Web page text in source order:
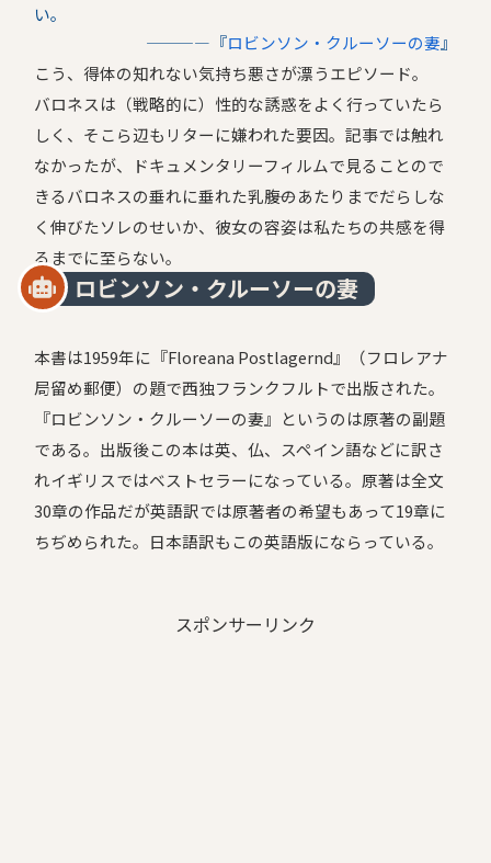
い。
――――『ロビンソン・クルーソーの妻』
こう、得体の知れない気持ち悪さが漂うエピソード。
バロネスは（戦略的に）性的な誘惑をよく行っていたら
しく、そこら辺もリターに嫌われた要因。記事では触れ
なかったが、ドキュメンタリーフィルムで見ることので
きるバロネスの垂れに垂れた乳――腹のあたりまでだらしな
く伸びたソレのせいか、彼女の容姿は私たちの共感を得
るまでに至らない。
ロビンソン・クルーソーの妻
本書は1959年に『Floreana Postlagernd』（フロレアナ
局留め郵便）の題で西独フランクフルトで出版された。
『ロビンソン・クルーソーの妻』というのは原著の副題
である。出版後この本は英、仏、スペイン語などに訳さ
れイギリスではベストセラーになっている。原著は全文
30章の作品だが英語訳では原著者の希望もあって19章に
ちぢめられた。日本語訳もこの英語版にならっている。
スポンサーリンク